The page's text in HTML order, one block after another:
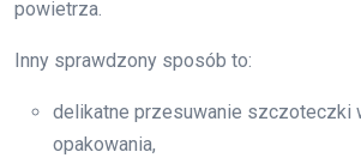
powietrza.
Inny sprawdzony sposób to:
delikatne przesuwanie szczoteczki
opakowania,